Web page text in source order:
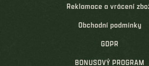
Reklamace a vrácení
Obchodní podmínky
GDPR
BONUSOVÝ PROGRAM